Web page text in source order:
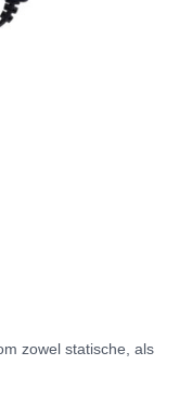
zowel statische, als